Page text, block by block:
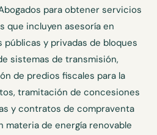
para obtener servicios
que incluyen asesoría en
y privadas de bloques
sistemas de transmisión,
de predios fiscales para la
tramitación de concesiones
y contratos de compraventa
materia de energía renovable